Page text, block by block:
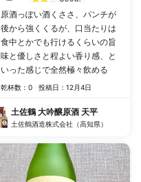
原酒っぽい酒くささ、パンチが
後から強くくるが、口当たりは
食中とかでも行けるくらいの旨
味と優しさと程よい香り感、と
いった感じで全然極々飲める
乾杯数：0 投稿日：12月4日
土佐鶴 大吟醸原酒 天平
土佐鶴酒造株式会社（高知県）